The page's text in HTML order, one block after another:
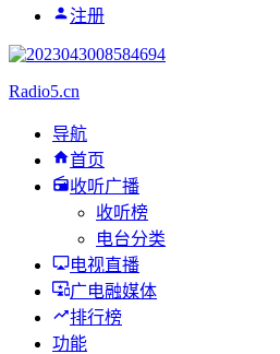
注册
Radio5.cn
导航
首页
收听广播
收听榜
电台分类
电视直播
广电融媒体
排行榜
功能